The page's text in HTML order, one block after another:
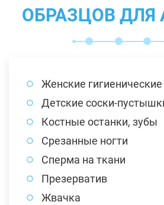
ОБРАЗЦОВ ДЛЯ
Женские
Детские соски-
Костные останки, зубы
Срезанные ногти
Сперма на ткани
Презерватив
Жвачка